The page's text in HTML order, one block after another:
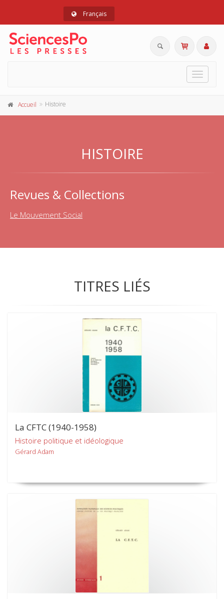
Français
Toggle
Accueil Histoire
HISTOIRE
Revues & Collections
Le Mouvement Social
TITRES LIÉS
La CFTC (1940-1958)
Histoire politique et idéologique
Gérard Adam